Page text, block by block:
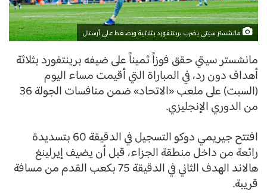
مانشستر سيتي يضرب برينتفورد بثلاثية ويضغط على أرسنال
مانشستر سيتي حقق فوزاً ثميناً على ضيفه برينتفورد بثلاثة
أهداف دون رد، في المباراة التي أقيمت مساء اليوم
(السبت) على ملعب «الاتحاد» ضمن منافسات الجولة 36
من الدوري الإنجليزي.
افتتح جيريمي دوكو التسجيل في الدقيقة 60 بتسديدة
رائعة من داخل منطقة الجزاء، قبل أن يضيف إيرلينغ
هالاند الهدف الثاني في الدقيقة 75 بكعب القدم من مسافة
قريبة.